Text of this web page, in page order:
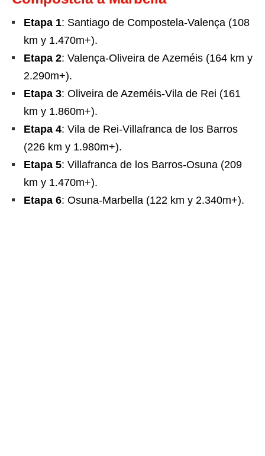
Etapa 1: Santiago de Compostela-Valença (108
km y 1.470m+).
Etapa 2: Valença-Oliveira de Azeméis (164 km y
2.290m+).
Etapa 3: Oliveira de Azeméis-Vila de Rei (161
km y 1.860m+).
Etapa 4: Vila de Rei-Villafranca de los Barros
(226 km y 1.980m+).
Etapa 5: Villafranca de los Barros-Osuna (209
km y 1.470m+).
Etapa 6: Osuna-Marbella (122 km y 2.340m+).